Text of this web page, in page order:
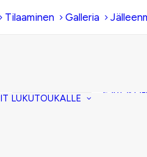
Tilaaminen Galleria
LUKUTOUKALLE